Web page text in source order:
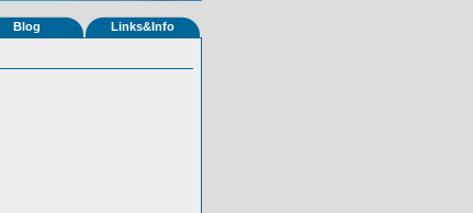
Blog Links&Info